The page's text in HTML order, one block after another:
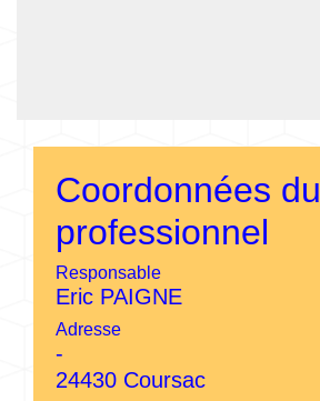
Coordonnées du
professionnel
Responsable
Eric PAIGNE
Adresse
-
24430 Coursac